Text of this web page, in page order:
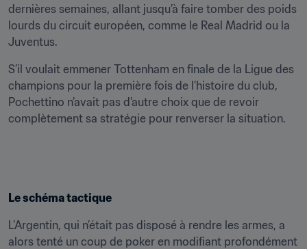
dernières semaines, allant jusqu’à faire tomber des poids
lourds du circuit européen, comme le Real Madrid ou la
Juventus.
S’il voulait emmener Tottenham en finale de la Ligue des
champions pour la première fois de l’histoire du club,
Pochettino n’avait pas d’autre choix que de revoir
complètement sa stratégie pour renverser la situation.
Le schéma tactique
L’Argentin, qui n’était pas disposé à rendre les armes, a
alors tenté un coup de poker en modifiant profondément